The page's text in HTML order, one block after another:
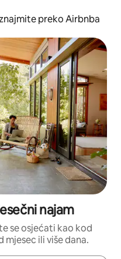
preko Airbnba
najam
se osjećati kao kod
ili više dana.